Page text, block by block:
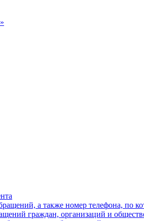
а также номер телефона, по
граждан, организаций и